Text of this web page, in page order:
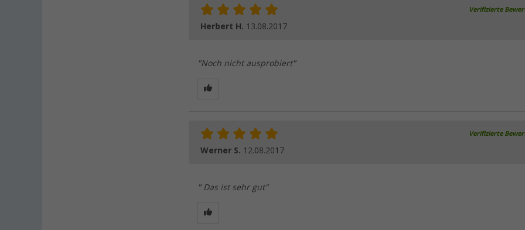
Verifizierte
Herbert H. 13.08.2017
"Noch nicht ausprobiert"
Verifizierte
Werner S. 12.08.2017
" Das ist sehr gut"